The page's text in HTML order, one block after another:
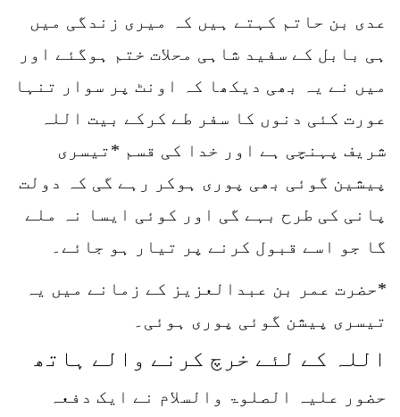
عدی بن حاتم کہتے ہیں کہ میری زندگی میں
ہی بابل کے سفید شاہی محلات ختم ہوگئے اور
میں نے یہ بھی دیکھا کہ اونٹ پر سوار تنہا
عورت کئی دنوں کا سفر طے کرکے بیت اللہ
شریف پہنچی ہے اور خدا کی قسم *تیسری
پیشین گوئی بھی پوری ہوکر رہے گی کہ دولت
پانی کی طرح بہے گی اور کوئی ایسا نہ ملے
گا جو اسے قبول کرنے پر تیار ہو جائے۔
*حضرت عمر بن عبدالعزیز کے زمانے میں یہ
تیسری پیشن گوئی پوری ہوئی۔
اللہ کے لئے خرچ کرنے والے ہاتھ
حضور علیہ الصلوۃ والسلام نے ایک دفعہ